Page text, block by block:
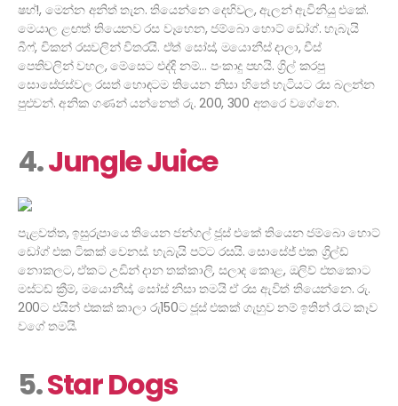
ෂහ්!, මෙන්න අනිත් තැන. තියෙන්නෙ දෙහිවල, ඇලන් ඇවිනියු එකේ.
මෙයාල ළඟත් තියෙනව රස වෑහෙන, ජම්බො හොට් ඩෝග්. හැබැයි
බීෆ්, චිකන් රසවලින් විතරයි. ඒත් සෝස්, මයොනීස් දාලා, චීස්
පෙතිවලින් වහල, මේසෙට එද්දි නම්… පංකාදු පහයි. ග්‍රිල් කරපු
සොසේජස්වල රසත් හොඳටම තියෙන නිසා හිතේ හැටියට රස බලන්න
පුළුවන්. අනික ගණන් යන්නෙත් රු. 200, 300 අතරෙ වගේනෙ.
4.Jungle Juice
පැළවත්ත, ඉසුරුපායෙ තියෙන ජන්ගල් ජූස් එකේ තියෙන ජම්බො හොට්
ඩෝග් එක ටිකක් වෙනස්. හැබැයි පට්ට රසයි. සොසේජ් එක ග්‍රිල්ඩ්
නොකලට, ඒකට උඩින් දාන තක්කාලි, සලාද කොළ, ඔලිව් එතකොට
මස්ටඩ් ක්‍රීම්, මයොනීස්, සෝස් නිසා තමයි ඒ රස ඇවිත් තියෙන්නෙ. රු.
200ට එයින් එකක් කාලා රු150ට ජූස් එකක් ගැහුව නම් ඉතින් රෑට කෑව
වගේ තමයි.
5.Star Dogs